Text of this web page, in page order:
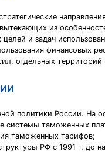
из
и задач
финансовых
отдельных
политики России. На
системы таможенных
таможенных тарифов;
РФ с 1991 г. до